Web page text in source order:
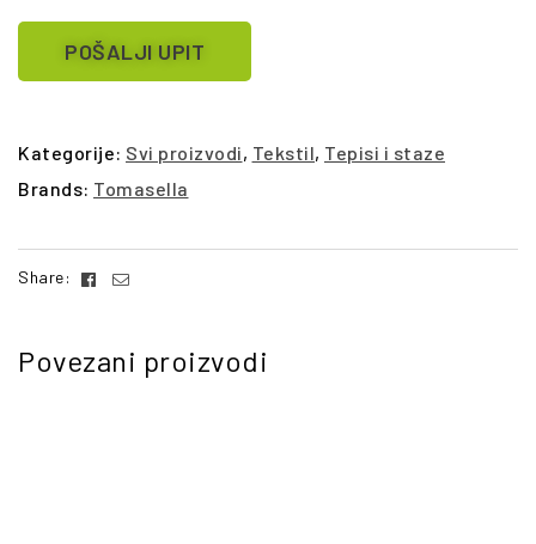
POŠALJI UPIT
Kategorije: Svi proizvodi, Tekstil, Tepisi i staze
Brands: Tomasella
Share: Facebook
Email
Povezani proizvodi